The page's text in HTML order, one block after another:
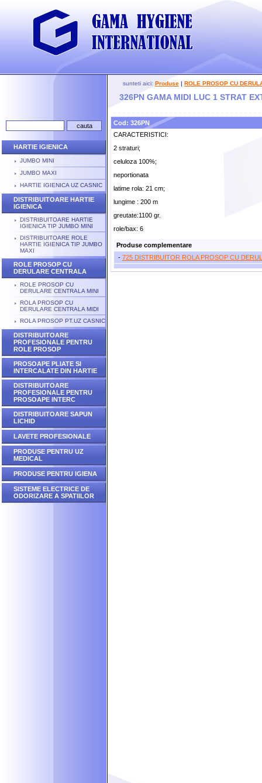
HARTIE IGIENICA
JUMBO MINI
JUMBO MAXI
HARTIE IGIENICA UZ CASNIC
DISTRIBUITOARE HARTIE
IGIENICA
DISTRIBUITOARE HARTIE
IGIENICA TIP JUMBO MINI
DISTRIBUITOARE ROLE
HARTIE IGIENICA TIP JUMBO
MAXI
ROLE PROSOP CU
DERULARE CENTRALA
ROLE PROSOP CU
DERULARE CENTRALA MINI
ROLA PROSOP CU
DERULARE CENTRALA MIDI
ROLA PROSOP PT.UZ CASNIC
DISTRIBUITOARE
PROFESIONALE PENTRU
ROLE PROSOP
PROSOAPE PLIATE SI
INTERCALATE DIN HARTIE
DISTRIBUITOARE
PROFESIONALE PENTRU
PROSOAPE INTERC
DISTRIBUITOARE SAPUN
LICHID
LAVETE PROFESIONALE
PRODUSE PENTRU UZ
MEDICAL
PRODUSE PENTRU IGIENA
SISTEME ELECTRICE DE
ODORIZARE A SPATIILOR
sunteti aici: Produse | ROLE PROSOP CU
326PN GAMA MIDI LUC 1 STRAT
Cod: 326PN
CARACTERISTICI:
2 straturi;
celuloza 100%;
neportionata
latime rola: 21 cm;
lungime : 200 m
greutate:1100 gr.
role/bax: 6
Produse complementare
- 725 DISTRIBUITOR ROLA PROSOP CU